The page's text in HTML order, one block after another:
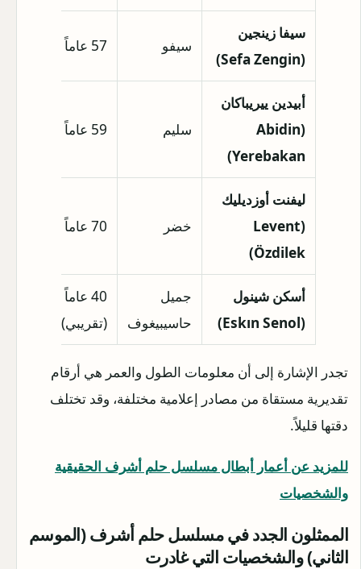
سيفا زينجين
(Sefa Zengin)
سيفو 57 عاماً
أبيدين ييريباكان
(Abidin
Yerebakan)
سليم 59 عاماً
ليفنت أوزديليك
(Levent
Özdilek)
خضر 70 عاماً
أسكن شينول
(Eskın Senol)
جميل
حاسيبيغوف
40 عاماً
(تقريبي)
تجدر الإشارة إلى أن معلومات الطول والعمر هي أرقام
تقديرية مستقاة من مصادر إعلامية مختلفة، وقد تختلف
دقتها قليلاً.
للمزيد عن أعمار أبطال مسلسل حلم أشرف الحقيقية
والشخصيات
الممثلون الجدد في مسلسل حلم أشرف (الموسم
الثاني) والشخصيات التي غادرت